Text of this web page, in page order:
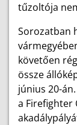
tűzoltója
Sorozatban
követően
össze
június 20-
a Firefighter